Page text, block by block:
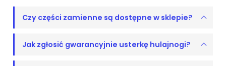
Czy części zamienne są dostępne w sklepie?
Jak zgłosić gwarancyjnie usterkę hulajnogi?